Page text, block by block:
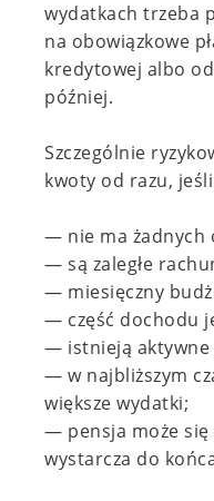
wydatkach trzeba
na obowiązkowe
kredytowej albo
później.
Szczególnie
kwoty od razu,
— nie ma żadnych
— są zaległe
— miesięczny
— część dochodu
— istnieją aktywne
— w najbliższym
większe wydatki;
— pensja może się
wystarcza do